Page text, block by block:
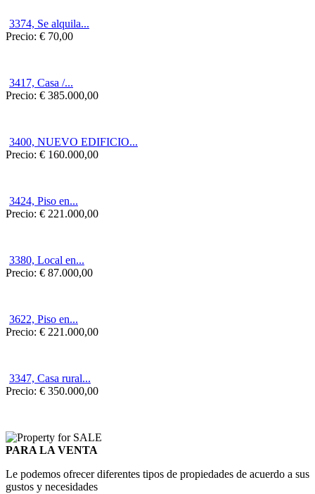
3374, Se alquila...
Precio: € 70,00
3417, Casa /...
Precio: € 385.000,00
3400, NUEVO EDIFICIO...
Precio: € 160.000,00
3424, Piso en...
Precio: € 221.000,00
3380, Local en...
Precio: € 87.000,00
3622, Piso en...
Precio: € 221.000,00
3347, Casa rural...
Precio: € 350.000,00
PARA LA VENTA
Le podemos ofrecer diferentes tipos de propiedades de acuerdo a sus
gustos y necesidades